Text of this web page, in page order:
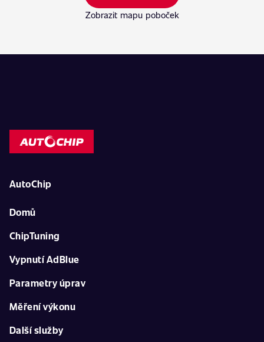
Zobrazit mapu poboček
AutoChip
Domů
ChipTuning
Vypnutí AdBlue
Parametry úprav
Měření výkonu
Další služby